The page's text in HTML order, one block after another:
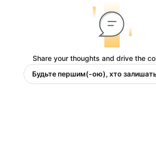
Share your thoughts and drive the
Будьте першим(-ою), хто